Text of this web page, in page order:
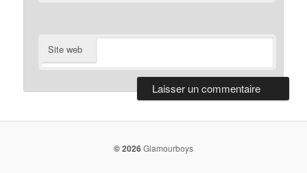
Site web
© 2026Glamourboys